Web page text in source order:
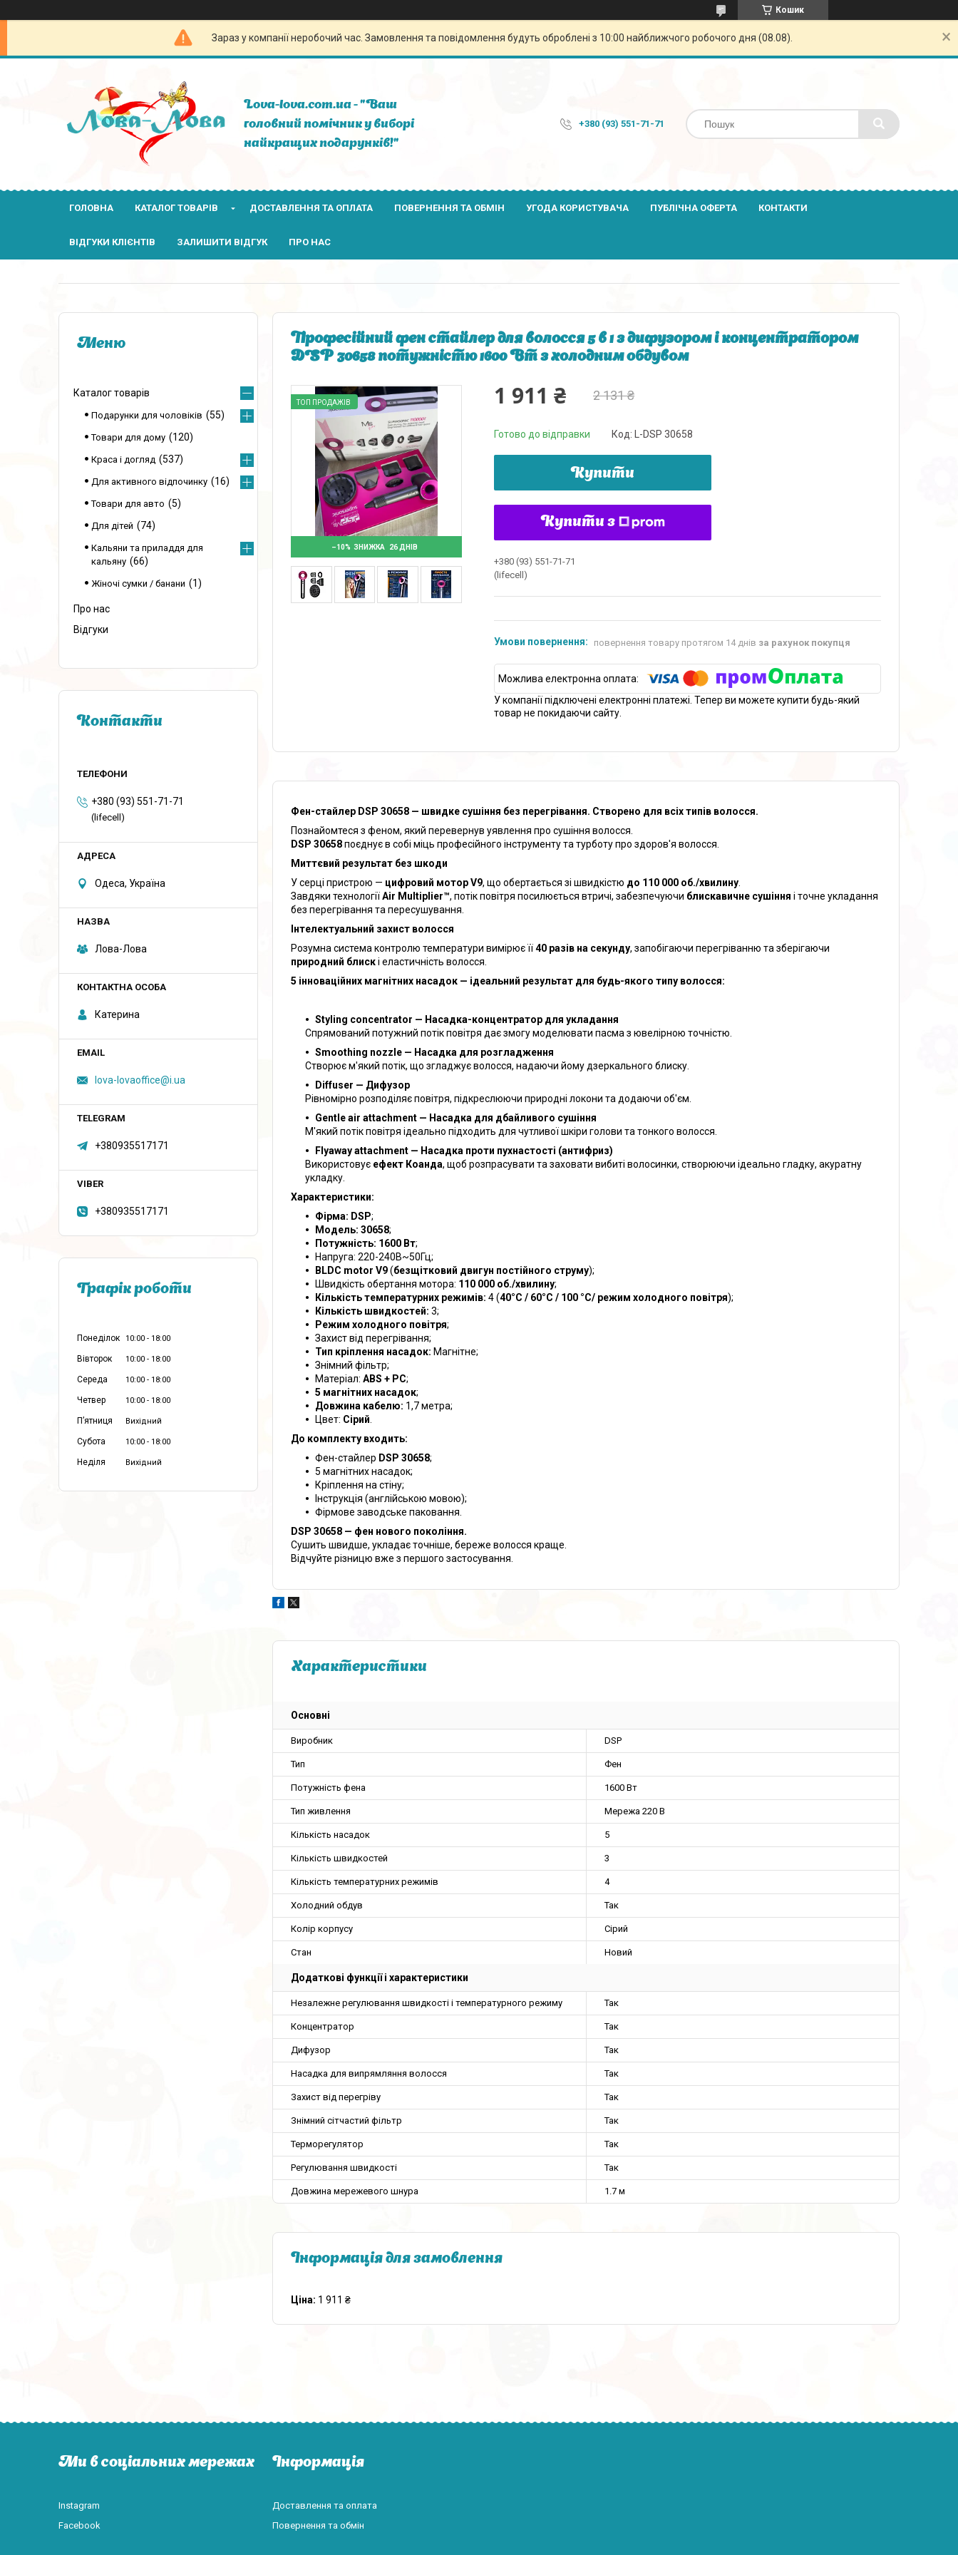
Кошик
Зараз у компанії неробочий час. Замовлення та повідомлення будуть оброблені з 10:00 найближчого робочого дня (08.08).
Lova-lova.com.ua - "Ваш
головний помічник у виборі
найкращих подарунків!"
+380 (93) 551-71-71
ГОЛОВНА КАТАЛОГ ТОВАРІВ ДОСТАВЛЕННЯ ТА ОПЛАТА ПОВЕРНЕННЯ ТА ОБМІН УГОДА КОРИСТУВАЧА ПУБЛІЧНА ОФЕРТА КОНТАКТИ
ВІДГУКИ КЛІЄНТІВ ЗАЛИШИТИ ВІДГУК ПРО НАС
Професійний фен стайлер для волосся 5 в 1 з дифузором і концентратором
DSP 30658 потужністю 1600 Вт з холодним обдувом
–10% 26 ДНІВ
ТОП ПРОДАЖІВ 2 131 ₴
1 911 ₴
Готово до відправки Код: L-DSP 30658
Купити
Купити з
+380 (93) 551-71-71
(lifecell)
повернення товару протягом 14 днів за рахунок покупця
У компанії підключені електронні платежі. Тепер ви можете купити будь-який
товар не покидаючи сайту.
Фен-стайлер DSP 30658 — швидке сушіння без перегрівання. Створено для всіх типів волосся.
Познайомтеся з феном, який перевернув уявлення про сушіння волосся.
DSP 30658поєднує в собі міць професійного інструменту та турботу про здоров'я волосся.
Миттєвий результат без шкоди
У серці пристрою — цифровий мотор V9, що обертається зі швидкістю до 110 000 об./хвилину
Завдяки технологіїAir Multiplier™, потік повітря посилюється втричі, забезпечуючи блискавичне сушіння і точне укладання
без перегрівання та пересушування.
Інтелектуальний захист волосся
Розумна система контролю температури вимірює її40 разів на секунду, запобігаючи перегріванню та зберігаючи
природний блискі еластичність волосся.
5 інноваційних магнітних насадок — ідеальний результат для будь-якого типу волосся:
Styling concentrator — Насадка-концентратор для укладання
Спрямований потужний потік повітря дає змогу моделювати пасма з ювелірною точністю.
Smoothing nozzle — Насадка для розгладження
Створює м'який потік, що згладжує волосся, надаючи йому дзеркального блиску.
Diffuser — Дифузор
Рівномірно розподіляє повітря, підкреслюючи природні локони та додаючи об'єм.
Gentle air attachment — Насадка для дбайливого сушіння
М'який потік повітря ідеально підходить для чутливої шкіри голови та тонкого волосся.
Flyaway attachment — Насадка проти пухнастості (антифриз)
Використовує ефект Коанда, щоб розпрасувати та заховати вибиті волосинки, створюючи ідеально гладку, акуратну
укладку.
Характеристики:
Фірма: DSP;
Модель: 30658;
Потужність: 1600 Вт;
Напруга: 220-240В~50Гц;
BLDC motor V9(безщітковий двигун постійного струму);
Швидкість обертання мотора: 110 000 об./хвилину;
Кількість температурних режимів: 4 (40°C / 60°C / 100 °C/ режим холодного повітря);
Кількість швидкостей: 3;
Режим холодного повітря;
Захист від перегрівання;
Тип кріплення насадок: Магнітне;
Знімний фільтр;
Матеріал: ABS + PC;
5 магнітних насадок;
Довжина кабелю: 1,7 метра;
Цвет: Сірий
До комплекту входить:
Фен-стайлер DSP 30658;
5 магнітних насадок;
Кріплення на стіну;
Інструкція (англійською мовою);
Фірмове заводське паковання.
DSP 30658 — фен нового покоління.
Сушить швидше, укладає точніше, береже волосся краще.
Відчуйте різницю вже з першого застосування.
Характеристики
Основні
Виробник DSP
Тип Фен
Потужність фена 1600 Вт
Тип живлення Мережа 220 В
Кількість насадок 5
Кількість швидкостей 3
Кількість температурних режимів 4
Холодний обдув Так
Колір корпусу Сірий
Стан Новий
Додаткові функції і характеристики
Незалежне регулювання швидкості і температурного режиму Так
Концентратор Так
Дифузор Так
Насадка для випрямляння волосся Так
Захист від перегріву Так
Знімний сітчастий фільтр Так
Терморегулятор Так
Регулювання швидкості Так
Довжина мережевого шнура 1.7 м
Інформація для замовлення
Ціна: 1 911 ₴
Каталог товарів
Подарунки для чоловіків 55
Товари для дому 120
Краса і догляд 537
Для активного відпочинку 16
Товари для авто 5
Для дітей 74
Кальяни та приладдя для
кальяну
66
Жіночі сумки / банани 1
Про нас
Відгуки
Контакти
+380 (93) 551-71-71
(lifecell)
Одеса, Україна
Лова-Лова
Катерина
lova-lovaoffice@i.ua
+380935517171
+380935517171
Графік роботи
Понеділок 10:00 18:00
Вівторок 10:00 18:00
Середа 10:00 18:00
Четвер 10:00 18:00
Пʼятниця Вихідний
Субота 10:00 18:00
Неділя Вихідний
Ми в соціальних мережах
Instagram
Facebook
Інформація
Доставлення та оплата
Повернення та обмін